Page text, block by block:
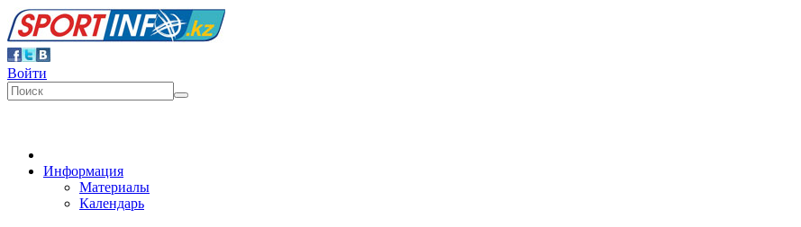
Войти
Информация
Материалы
Календарь